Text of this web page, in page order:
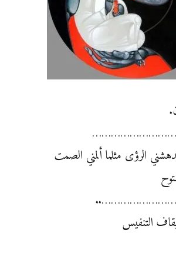
تدهشني الرؤى مثلما ألمني الصمت